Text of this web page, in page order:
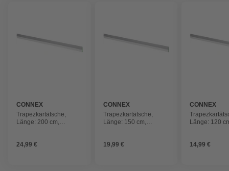
CONNEX
Trapezkartätsche,
Länge: 200 cm,
24,99 €
CONNEX
Trapezkartätsche,
Länge: 150 cm,
19,99 €
CONNEX
Länge: 120
14,99 €